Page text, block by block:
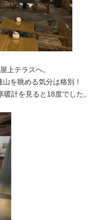
上テラスへ。
を眺める気分は格別！
計を見ると18度でした。